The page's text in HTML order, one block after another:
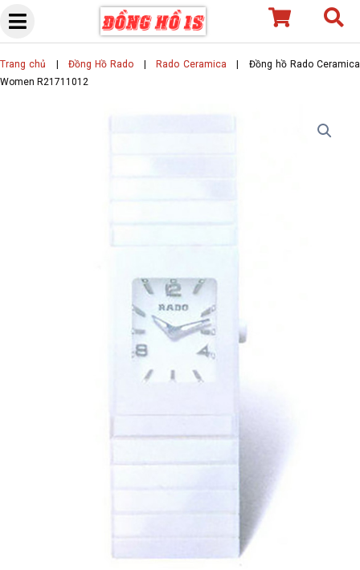
Skip
content
Trang chủ |Đồng Hồ Rado Rado Ceramica
Đồng hồ Rado Ceramica
Women R21711012